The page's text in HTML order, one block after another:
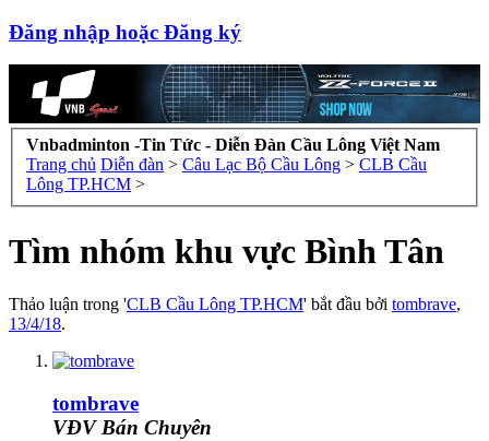
Đăng nhập hoặc Đăng ký
Vnbadminton -Tin Tức - Diễn Đàn Cầu Lông Việt Nam
Trang chủ Diễn đàn > Câu Lạc Bộ Cầu Lông > CLB Cầu
Lông TP.HCM >
Tìm nhóm khu vực Bình Tân
Thảo luận trong 'CLB Cầu Lông TP.HCM' bắt đầu bởi tombrave,
13/4/18.
tombrave
VĐV Bán Chuyên